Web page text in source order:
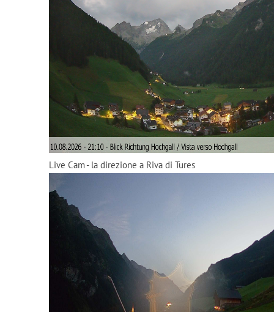
Live Cam - la direzione a Riva di Tures